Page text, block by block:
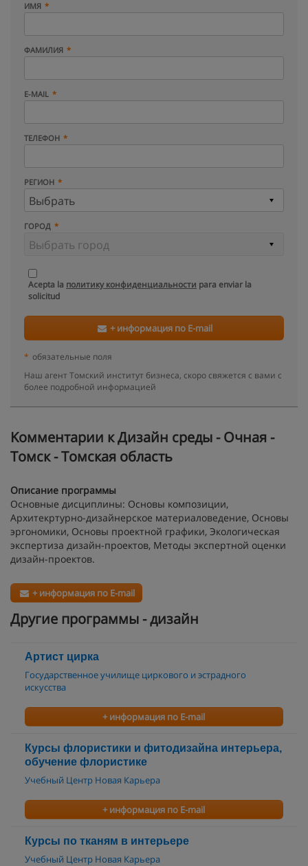
ИМЯ
ФАМИЛИЯ
E-MAIL
ТЕЛЕФОН
РЕГИОН
ГОРОД
Acepta la политику конфиденциальности para enviar la
solicitud
+ информация по E-mail
* обязательные поля
Наш агент Томский институт бизнеса, скоро свяжется с вами с
более подробной информацией
Kомментарии к Дизайн среды - Очная -
Томск - Томская область
Описание программы
Основные дисциплины: Основы композиции,
Архитекртурно-дизайнерское материаловедение, Основы
эргономики, Основы проектной графики, Экологическая
экспертиза дизайн-проектов, Методы экспертной оценки
дизайн-проектов.
+ информация по E-mail
Другие программы - дизайн
Артист цирка
Государственное училище циркового и эстрадного
искусства
+ информация по E-mail
Курсы флористики и фитодизайна интерьера,
обучение флористике
Учебный Центр Новая Карьера
+ информация по E-mail
Курсы по тканям в интерьере
Учебный Центр Новая Карьера